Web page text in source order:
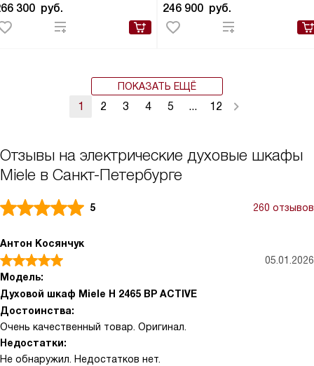
300 руб. 246 900 руб.
ПОКАЗАТЬ ЕЩЁ
1 2 3 4 5 ... 12
Отзывы на электрические духовые шкафы
Miele в Санкт-Петербурге
5 260 отзывов
Антон Косянчук
05.01.2026
Модель:
Духовой шкаф Miele H 2465 BP ACTIVE
Достоинства:
Очень качественный товар. Оригинал.
Недостатки:
Не обнаружил. Недостатков нет.